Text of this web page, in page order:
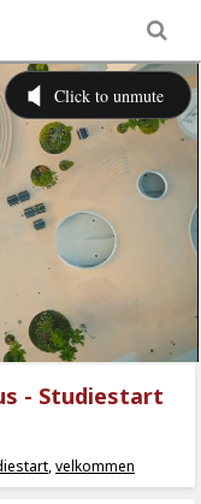
- Studiestart
,velkommen